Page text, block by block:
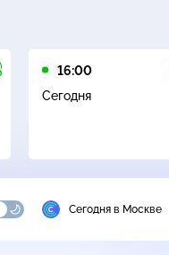
16:00
Сегодня
Сегодня в Москве